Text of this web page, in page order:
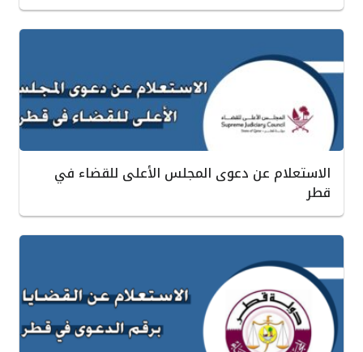
الاستعلام عن دعوى المجلس الأعلى للقضاء في
قطر